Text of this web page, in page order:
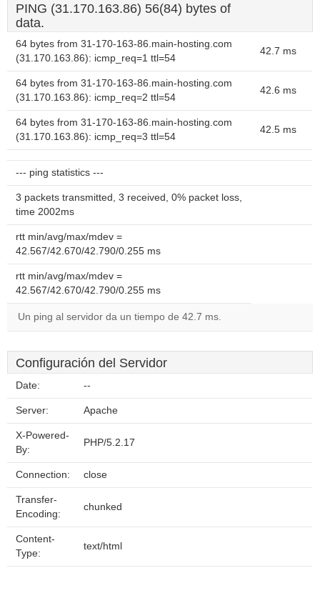
PING (31.170.163.86) 56(84) bytes of
data.
64 bytes from 31-170-163-86.main-hosting.com
(31.170.163.86): icmp_req=1 ttl=54
42.7 ms
64 bytes from 31-170-163-86.main-hosting.com
(31.170.163.86): icmp_req=2 ttl=54
42.6 ms
64 bytes from 31-170-163-86.main-hosting.com
(31.170.163.86): icmp_req=3 ttl=54
42.5 ms
--- ping statistics ---
3 packets transmitted, 3 received, 0% packet loss,
time 2002ms
rtt min/avg/max/mdev =
42.567/42.670/42.790/0.255 ms
rtt min/avg/max/mdev =
42.567/42.670/42.790/0.255 ms
Un ping al servidor da un tiempo de 42.7 ms.
Configuración del Servidor
Date: --
Server: Apache
X-Powered-
By:
PHP/5.2.17
Connection: close
Transfer-
Encoding:
chunked
Content-
Type:
text/html